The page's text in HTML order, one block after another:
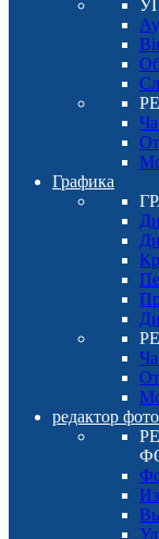
Графика
редактор фото